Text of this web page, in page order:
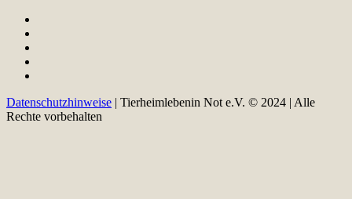
Datenschutzhinweise | Tierheimlebenin Not e.V. © 2024 | Alle
Rechte vorbehalten